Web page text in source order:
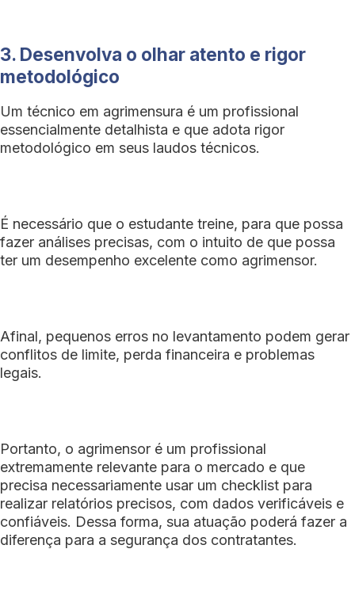
3. Desenvolva o olhar atento e rigor
metodológico
Um técnico em agrimensura é um profissional
essencialmente detalhista e que adota rigor
metodológico em seus laudos técnicos.
É necessário que o estudante treine, para que possa
fazer análises precisas, com o intuito de que possa
ter um desempenho excelente como agrimensor.
Afinal, pequenos erros no levantamento podem gerar
conflitos de limite, perda financeira e problemas
legais.
Portanto, o agrimensor é um profissional
extremamente relevante para o mercado e que
precisa necessariamente usar um checklist para
realizar relatórios precisos, com dados verificáveis e
confiáveis. Dessa forma, sua atuação poderá fazer a
diferença para a segurança dos contratantes.